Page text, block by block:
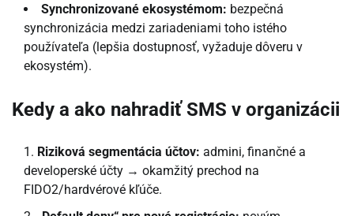
Synchronizované ekosystémom: bezpečná
synchronizácia medzi zariadeniami toho istého
používateľa (lepšia dostupnosť, vyžaduje dôveru v
ekosystém).
Kedy a ako nahradiť SMS v organizácii
Riziková segmentácia účtov: admini, finančné a
developerské účty → okamžitý prechod na
FIDO2/hardvérové kľúče.